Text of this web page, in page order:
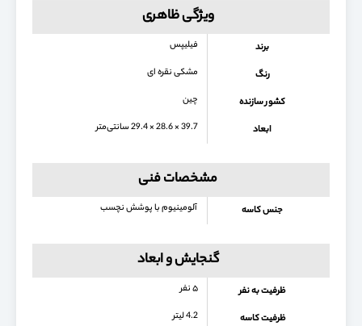
ویژگی ظاهری
برند فیلیپس
رنگ مشکی نقره ای
کشور سازنده چین
ابعاد 39.7 × 28.6 × 29.4 سانتی‌متر
مشخصات فنی
جنس کاسه آلومینیوم با پوشش نچسب
گنجایش و ابعاد
ظرفیت به نفر ۵ نفر
ظرفیت کاسه 4.2 لیتر